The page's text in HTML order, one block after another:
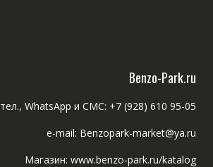
Benzo-Park.ru
тел., WhatsApp и СМС: +7 (928) 610 95-05
e-mail: Benzopark-market@ya.ru
Магазин: www.benzo-park.ru/katalog